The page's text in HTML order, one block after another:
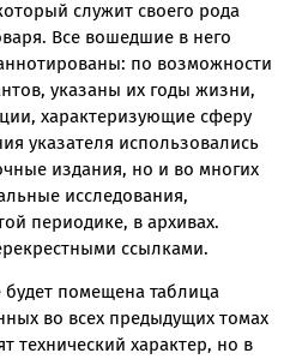
служит своего рода
Все вошедшие в него
по возможности
указаны их годы жизни,
характеризующие сферу
указателя использовались
издания, но и во многих
исследования,
периодике, в архивах.
ссылками.
помещена таблица
во всех предыдущих томах
технический характер, но в